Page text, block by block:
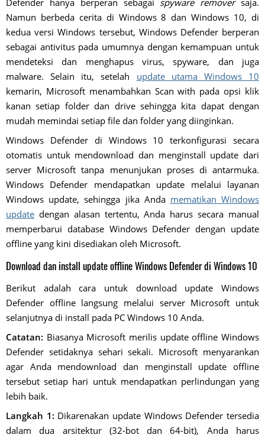
Namun berbeda cerita di Windows 8 dan Windows 10, di
kedua versi Windows tersebut, Windows Defender berperan
sebagai antivitus pada umumnya dengan kemampuan untuk
mendeteksi dan menghapus virus, spyware, dan juga
malware. Selain itu, setelah update utama Windows 10
kemarin, Microsoft menambahkan Scan with pada opsi klik
kanan setiap folder dan drive sehingga kita dapat dengan
mudah memindai setiap file dan folder yang diinginkan.
Windows Defender di Windows 10 terkonfigurasi secara
otomatis untuk mendownload dan menginstall update dari
server Microsoft tanpa menunjukan proses di antarmuka.
Windows Defender mendapatkan update melalui layanan
Windows update, sehingga jika Anda mematikan Windows
update dengan alasan tertentu, Anda harus secara manual
memperbarui database Windows Defender dengan update
offline yang kini disediakan oleh Microsoft.
Download dan install update offline Windows Defender di Windows 10
Berikut adalah cara untuk download update Windows
Defender offline langsung melalui server Microsoft untuk
selanjutnya di install pada PC Windows 10 Anda.
Catatan: Biasanya Microsoft merilis update offline Windows
Defender setidaknya sehari sekali. Microsoft menyarankan
agar Anda mendownload dan menginstall update offline
tersebut setiap hari untuk mendapatkan perlindungan yang
lebih baik.
Langkah 1: Dikarenakan update Windows Defender tersedia
dalam dua arsitektur (32-bot dan 64-bit), Anda harus